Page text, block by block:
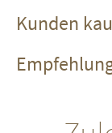
Kunden